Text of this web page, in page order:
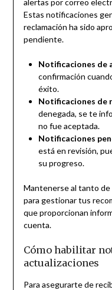
Estas notificaciones
reclamación ha sido
pendiente.
Notificaciones de
confirmación
éxito.
Notificaciones de
denegada, se te
no fue aceptada.
Notificaciones
está en revisión,
su progreso.
Mantenerse al tanto
para gestionar tus
que proporcionan
cuenta.
Cómo habilitar
actualizaciones
Para asegurarte de